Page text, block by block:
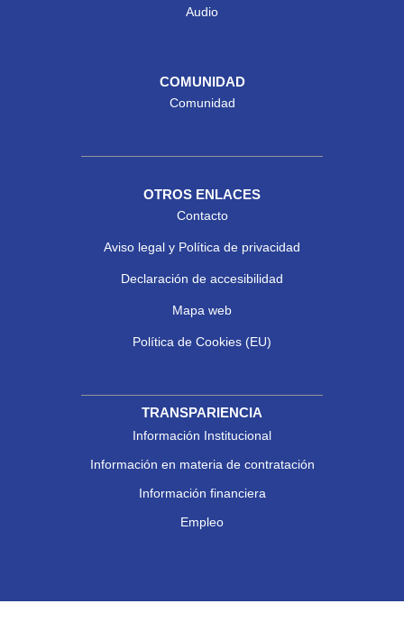
Audio
COMUNIDAD
Comunidad
OTROS ENLACES
Contacto
Aviso legal y Política de privacidad
Declaración de accesibilidad
Mapa web
Política de Cookies (EU)
TRANSPARIENCIA
Información Institucional
Información en materia de contratación
Información financiera
Empleo